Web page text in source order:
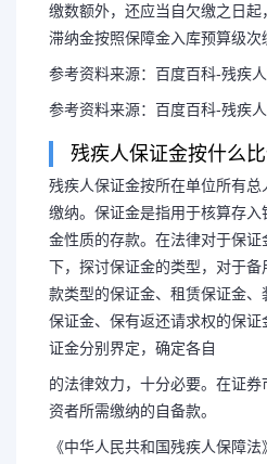
缴数额外，还应当自欠缴之日
滞纳金按照保障金入库预算级次
参考资料来源：百度百科-残疾
参考资料来源：百度百科-残疾
残疾人保证金按什么
残疾人保证金按所在单位所有
缴纳。保证金是指用于核算存
金性质的存款。在法律对于保
下，探讨保证金的类型，对于
款类型的保证金、租赁保证金
保证金、保有返还请求权的保
证金分别界定，确定各自
的法律效力，十分必要。在证
资者所需缴纳的自备款。
《中华人民共和国残疾人保障